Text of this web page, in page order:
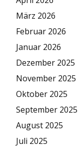
März 2026
Februar 2026
Januar 2026
Dezember 2025
November 2025
Oktober 2025
September 2025
August 2025
Juli 2025